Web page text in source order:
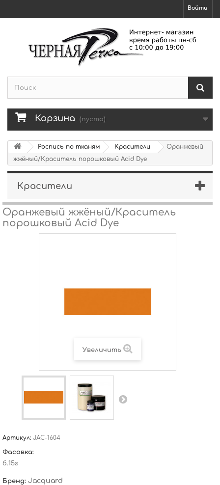
Войти
Корзина (пусто)
Роспись по тканям Красители
Оранжевый
жжёный/Краситель порошковый Acid Dye
Красители
Оранжевый жжёный/Краситель
порошковый Acid Dye
Увеличить
Артикул: JAC-1604
Фасовка:
б.15г
Бренд: Jacquard